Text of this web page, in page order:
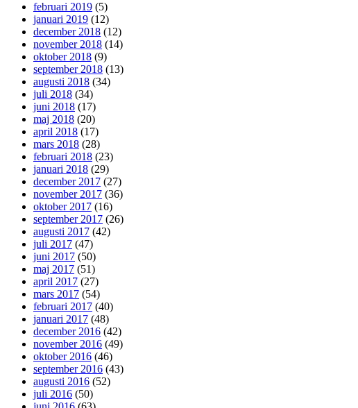
februari 2019 (5)
januari 2019 (12)
december 2018 (12)
november 2018 (14)
oktober 2018 (9)
september 2018 (13)
augusti 2018 (34)
juli 2018 (34)
juni 2018 (17)
maj 2018 (20)
april 2018 (17)
mars 2018 (28)
februari 2018 (23)
januari 2018 (29)
december 2017 (27)
november 2017 (36)
oktober 2017 (16)
september 2017 (26)
augusti 2017 (42)
juli 2017 (47)
juni 2017 (50)
maj 2017 (51)
april 2017 (27)
mars 2017 (54)
februari 2017 (40)
januari 2017 (48)
december 2016 (42)
november 2016 (49)
oktober 2016 (46)
september 2016 (43)
augusti 2016 (52)
juli 2016 (50)